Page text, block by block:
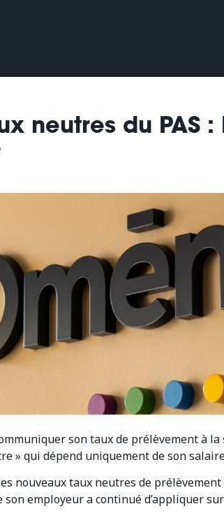
neutres du PAS :
son taux de prélèvement à
» qui dépend uniquement de son
nouveaux taux neutres de
employeur a continué d’appliquer